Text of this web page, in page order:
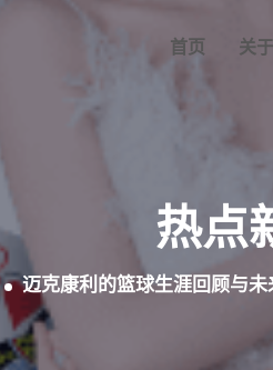
首页 关
热点
迈克康利的篮球生涯回顾与